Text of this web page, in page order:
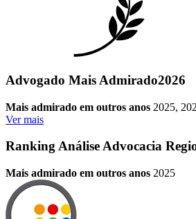
Advogado Mais Admirado2026
Mais admirado em outros anos 2025,
Ver mais
Ranking Análise Advocacia
Mais admirado em outros anos 2025